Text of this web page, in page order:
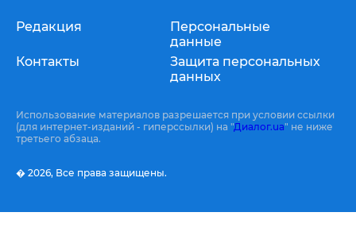
Редакция
Контакты
Персональные
данные
Защита персональных
данных
Использование материалов разрешается при условии ссылки
(для интернет-изданий - гиперссылки) на "Диалог.ua" не ниже
третьего абзаца.
� 2026, Все права защищены.